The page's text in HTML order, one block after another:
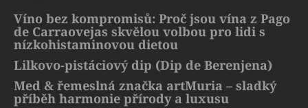
Víno bez kompromisů: Proč jsou vína z Pago
de Carraovejas skvělou volbou pro lidi s
nízkohistaminovou dietou
Lilkovo-pistáciový dip (Dip de Berenjena)
Med & řemeslná značka artMuria – sladký
příběh harmonie přírody a luxusu